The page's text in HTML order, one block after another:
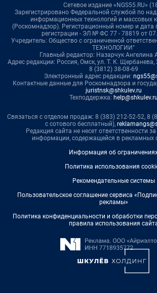
Сетевое издание «NGS55.RU»
Зарегистрировано Федеральной службой по
информационных технологий и массовых
(Роскомнадзор). Регистрационный номер и дата
регистрации - ЭЛ № ФС 77 - 78819 от
Учредитель: Общество с ограниченной
ТЕХНОЛОГИИ"
Главный редактор: Назарчук Ангелина
Адрес редакции: Россия, Омск, ул. Т. К. Щербанева,
8 (3812) 38-08-69
Электронный адрес редакции:
Контактные данные для Роскомнадзора и
juristnsk@shkulev.ru
Техподдержка: help@shkulev.ru
Связаться с отделом продаж: 8 (383) 212-52-52, 8
с сотового бесплатный),
Редакция сайта не несет ответственности
информации, содержащейся в рекламных
Информация об
Политика использования
Рекомендательные системы
Пользовательское соглашение сервиса
рекламы»
Политика конфиденциальности и обработки
правила использования